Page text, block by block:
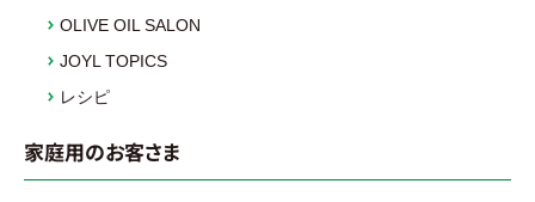
OLIVE OIL SALON
JOYL TOPICS
レシピ
家庭用のお客さま